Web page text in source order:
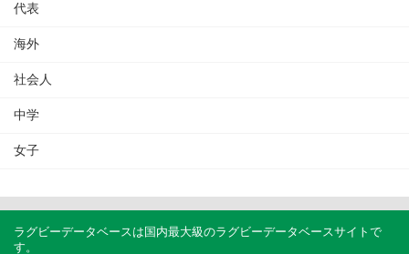
代表
海外
社会人
中学
女子
ラグビーデータベースは国内最大級のラグビーデータベースサイトで
す。